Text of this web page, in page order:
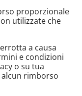
proporzionale
utilizzate che
a causa
e condizioni
o su tua
rimborso